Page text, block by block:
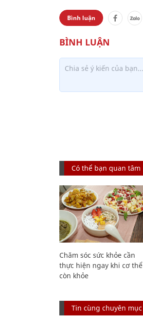
Bình luận
Có thể bạn quan tâm
Chăm sóc sức khỏe cần
thực hiện ngay khi cơ thể
còn khỏe
Tin cùng chuyên mục